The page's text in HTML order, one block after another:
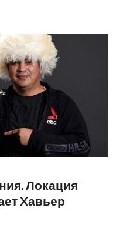
Локация
Хавьер